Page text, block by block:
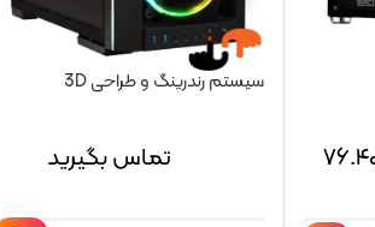
سیستم رندرینگ و طراحی 3D
تماس بگیرید